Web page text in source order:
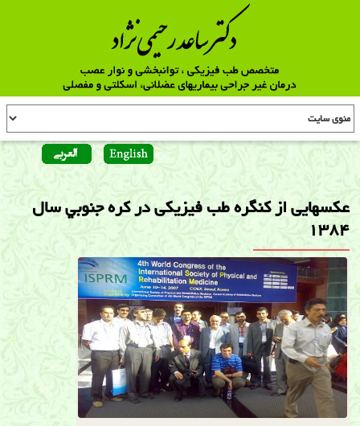
عكسهايی از كنگره طب فيزيكی در كره جنوبي سال
1384